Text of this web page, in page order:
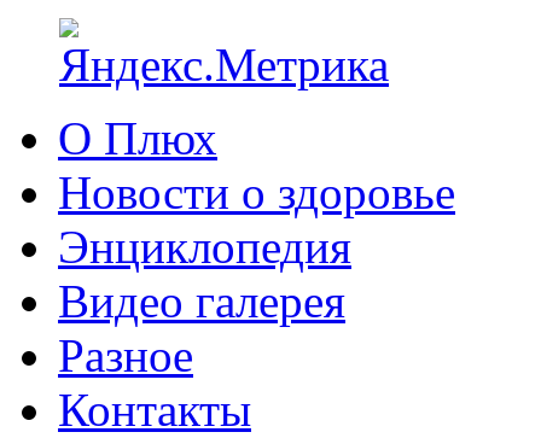
О Плюх
Новости о здоровье
Энциклопедия
Видео галерея
Разное
Контакты